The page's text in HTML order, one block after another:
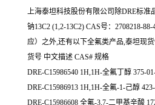
上海泰坦科技股份有限公司除DRE标准
钠13C2 (1,2-13C2) CAS号：2708218-
应）之外,还有以下全氟类产品,泰坦现
货号 中文描述 CAS# 规格
DRE-C15986540 1H,1H-全氟丁醇 375-
DRE-C15986913 1H,1H-全氟-1-己醇
DRE-C15986608 全氟-3,7-二甲基辛酸